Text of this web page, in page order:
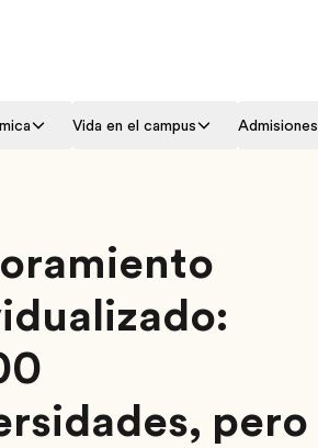
Vida en el campus Admisiones
pero